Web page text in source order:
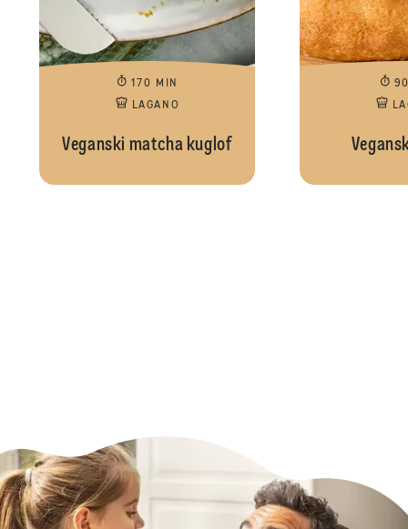
170 MIN
LAGANO
Veganski matcha kuglof